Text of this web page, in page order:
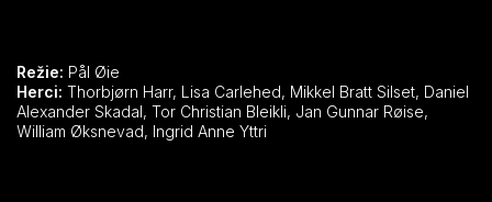
Režie: Pål Øie
Herci:
Alexander Skadal, Tor Christian Bleikli, Jan Gunnar Røise,
William Øksnevad, Ingrid Anne Yttri